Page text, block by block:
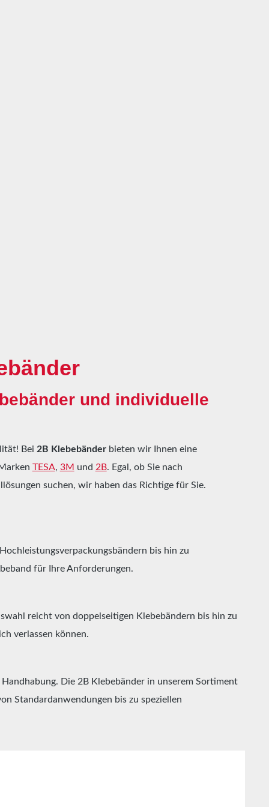
und individuelle
Bei 2B Klebebänderbieten wir Ihnen eine
TESA, 3M und 2B. Egal, ob Sie nach
suchen, wir haben das Richtige für Sie.
bis hin zu
für Ihre Anforderungen.
reicht von doppelseitigen Klebebändern bis hin zu
verlassen können.
Die 2B Klebebänder in unserem Sortiment
Standardanwendungen bis zu speziellen